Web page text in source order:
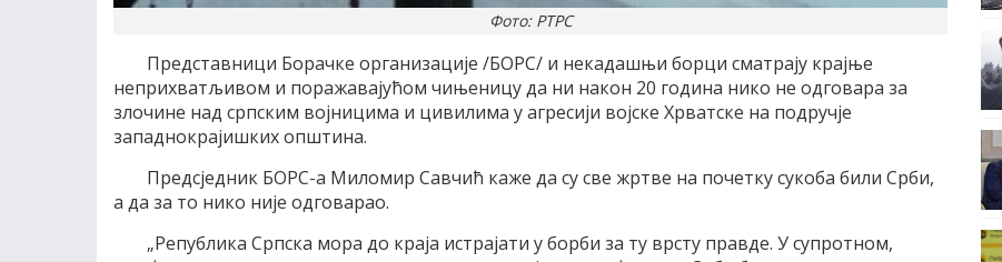
Фото: РТРС
Представници Борачке организације /БОРС/ и некадашњи борци сматрају крајње
неприхватљивом и поражавајућом чињеницу да ни након 20 година нико не одговара за
злочине над српским војницима и цивилима у агресији војске Хрватске на подручје
западнокрајишких општина.
Предсједник БОРС-а Миломир Савчић каже да су све жртве на почетку сукоба били Срби,
а да за то нико није одговарао.
„Република Српска мора до краја истрајати у борби за ту врсту правде. У супротном,